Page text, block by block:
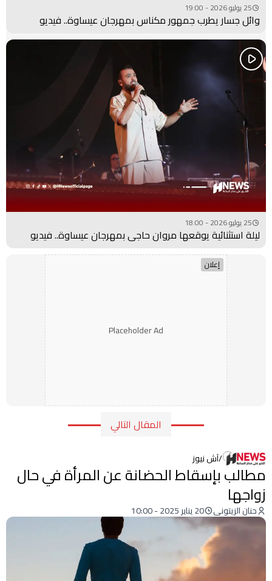
25 يوليو 2026 - 19:00
وائل جسار يطرب جمهور مكناس بمهرجان عيساوة.. فيديو
25 يوليو 2026 - 18:00
ليلة استثنائية يوقعها مروان حاجي بمهرجان عيساوة.. فيديو
إعلان
Placeholder Ad
المقال التالي
/آش نيوز
‎مطالب بإسقاط الحضانة عن المرأة في حال
زواجها
حنان الزيتوني 20 يناير 2025 - 10:00